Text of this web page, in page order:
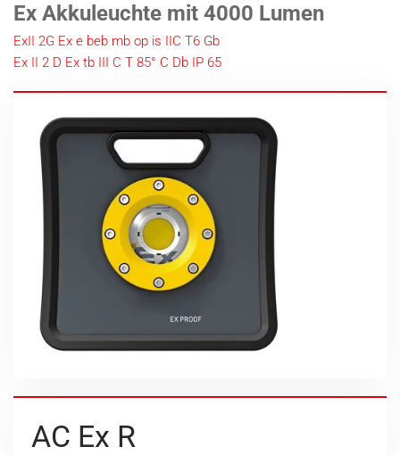
Ex Akkuleuchte mit 4000 Lumen
ExII 2G Ex e beb mb op is IIC T6 Gb
Ex II 2 D Ex tb III C T 85° C Db IP 65
AC Ex R